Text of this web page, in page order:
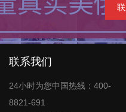
联系我们
24小时为您中国热线：400-
8821-691